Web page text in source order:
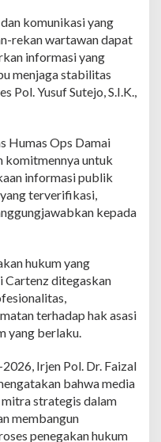
komunikasi yang
rekan wartawan dapat
informasi yang
menjaga stabilitas
Pol. Yusuf Sutejo, S.I.K.,
Humas Ops Damai
komitmennya untuk
informasi publik
terverifikasi,
kepada
hukum yang
Cartenz ditegaskan
terhadap hak asasi
yang berlaku.
Irjen Pol. Dr. Faizal
bahwa media
strategis dalam
membangun
penegakan hukum